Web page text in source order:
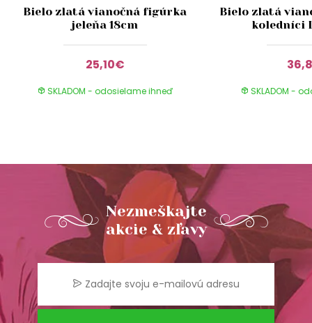
Bielo zlatá vianočná figúrka
jeleňa 18cm
25,10€
SKLADOM - odosielame ihneď
Bielo zlatá
koledníci
SKLADOM -
Nezmeškajte
akcie & zľavy